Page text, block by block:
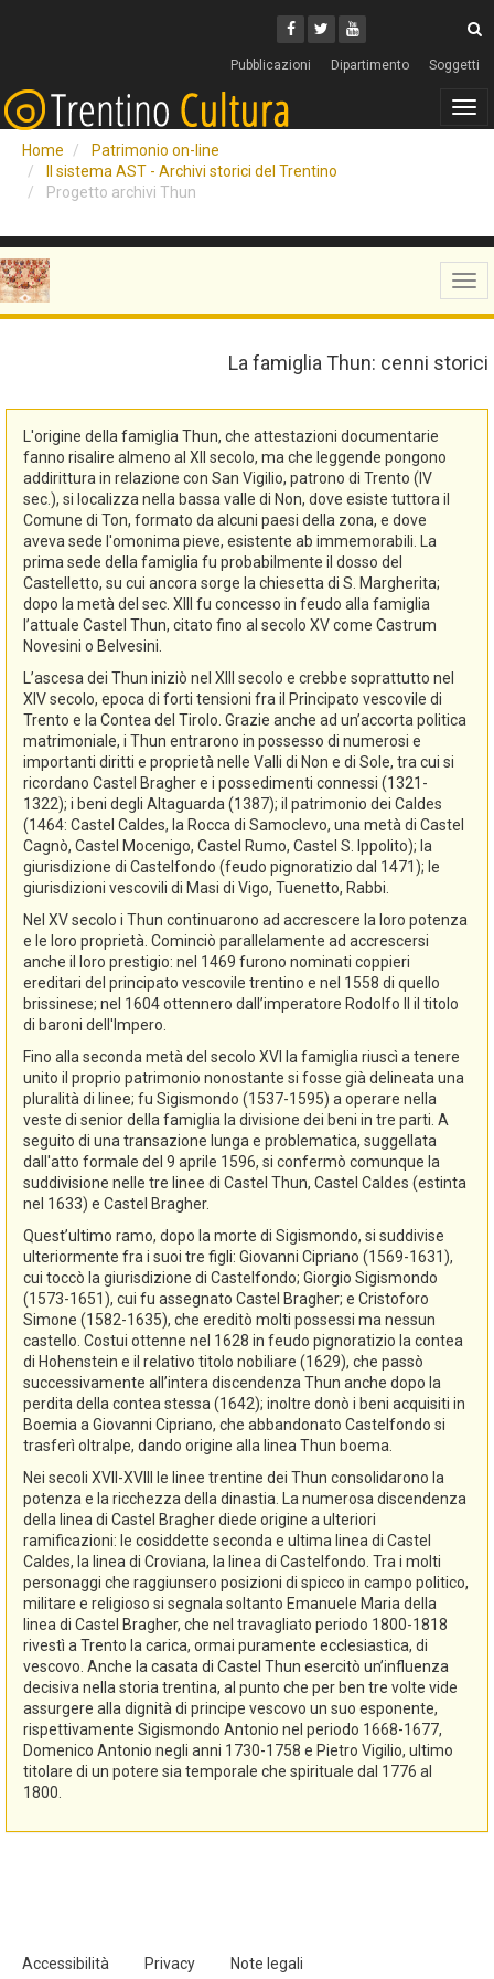
Facebook
Twitter
Youtube
Pubblicazioni Dipartimento Soggetti
Home
Patrimonio on-line
Il sistema AST - Archivi storici del Trentino
Progetto archivi Thun
La famiglia Thun: cenni storici
L'origine della famiglia Thun, che attestazioni documentarie
fanno risalire almeno al XII secolo, ma che leggende pongono
addirittura in relazione con San Vigilio, patrono di Trento (IV
sec.), si localizza nella bassa valle di Non, dove esiste tuttora il
Comune di Ton, formato da alcuni paesi della zona, e dove
aveva sede l'omonima pieve, esistente ab immemorabili. La
prima sede della famiglia fu probabilmente il dosso del
Castelletto, su cui ancora sorge la chiesetta di S. Margherita;
dopo la metà del sec. XIII fu concesso in feudo alla famiglia
l’attuale Castel Thun, citato fino al secolo XV come Castrum
Novesini o Belvesini.
L’ascesa dei Thun iniziò nel XIII secolo e crebbe soprattutto nel
XIV secolo, epoca di forti tensioni fra il Principato vescovile di
Trento e la Contea del Tirolo. Grazie anche ad un’accorta politica
matrimoniale, i Thun entrarono in possesso di numerosi e
importanti diritti e proprietà nelle Valli di Non e di Sole, tra cui si
ricordano Castel Bragher e i possedimenti connessi (1321-
1322); i beni degli Altaguarda (1387); il patrimonio dei Caldes
(1464: Castel Caldes, la Rocca di Samoclevo, una metà di Castel
Cagnò, Castel Mocenigo, Castel Rumo, Castel S. Ippolito); la
giurisdizione di Castelfondo (feudo pignoratizio dal 1471); le
giurisdizioni vescovili di Masi di Vigo, Tuenetto, Rabbi.
Nel XV secolo i Thun continuarono ad accrescere la loro potenza
e le loro proprietà. Cominciò parallelamente ad accrescersi
anche il loro prestigio: nel 1469 furono nominati coppieri
ereditari del principato vescovile trentino e nel 1558 di quello
brissinese; nel 1604 ottennero dall’imperatore Rodolfo II il titolo
di baroni dell'Impero.
Fino alla seconda metà del secolo XVI la famiglia riuscì a tenere
unito il proprio patrimonio nonostante si fosse già delineata una
pluralità di linee; fu Sigismondo (1537-1595) a operare nella
veste di senior della famiglia la divisione dei beni in tre parti. A
seguito di una transazione lunga e problematica, suggellata
dall'atto formale del 9 aprile 1596, si confermò comunque la
suddivisione nelle tre linee di Castel Thun, Castel Caldes (estinta
nel 1633) e Castel Bragher.
Quest’ultimo ramo, dopo la morte di Sigismondo, si suddivise
ulteriormente fra i suoi tre figli: Giovanni Cipriano (1569-1631),
cui toccò la giurisdizione di Castelfondo; Giorgio Sigismondo
(1573-1651), cui fu assegnato Castel Bragher; e Cristoforo
Simone (1582-1635), che ereditò molti possessi ma nessun
castello. Costui ottenne nel 1628 in feudo pignoratizio la contea
di Hohenstein e il relativo titolo nobiliare (1629), che passò
successivamente all’intera discendenza Thun anche dopo la
perdita della contea stessa (1642); inoltre donò i beni acquisiti in
Boemia a Giovanni Cipriano, che abbandonato Castelfondo si
trasferì oltralpe, dando origine alla linea Thun boema.
Nei secoli XVII-XVIII le linee trentine dei Thun consolidarono la
potenza e la ricchezza della dinastia. La numerosa discendenza
della linea di Castel Bragher diede origine a ulteriori
ramificazioni: le cosiddette seconda e ultima linea di Castel
Caldes, la linea di Croviana, la linea di Castelfondo. Tra i molti
personaggi che raggiunsero posizioni di spicco in campo politico,
militare e religioso si segnala soltanto Emanuele Maria della
linea di Castel Bragher, che nel travagliato periodo 1800-1818
rivestì a Trento la carica, ormai puramente ecclesiastica, di
vescovo. Anche la casata di Castel Thun esercitò un’influenza
decisiva nella storia trentina, al punto che per ben tre volte vide
assurgere alla dignità di principe vescovo un suo esponente,
rispettivamente Sigismondo Antonio nel periodo 1668-1677,
Domenico Antonio negli anni 1730-1758 e Pietro Vigilio, ultimo
titolare di un potere sia temporale che spirituale dal 1776 al
1800.
Accessibilità Privacy Note legali